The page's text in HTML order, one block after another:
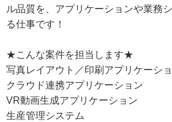
ル品質を、アプリケーションや業務
る仕事です！
★こんな案件を担当します★
写真レイアウト／印刷アプリケーシ
クラウド連携アプリケーション
VR動画生成アプリケーション
生産管理システム